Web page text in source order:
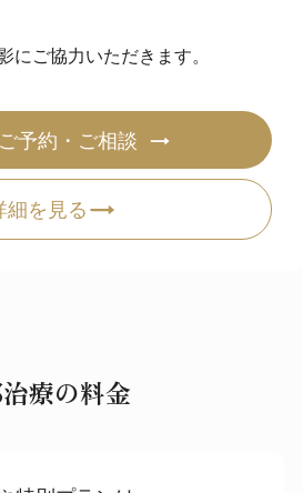
4本のオージーカーブセットを
を組み合わせた6本セット、お
症例撮影にご協力いただける方
通常価格から20％OFFのモニタ
。
にご協力いただきます。
予約・ご相談
細を見る
療の料金